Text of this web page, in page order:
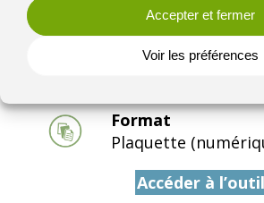
Accepter et fermer
Voir les préférences
Thématique
Zones humides
Format
Plaquette
Accéder à l’outil